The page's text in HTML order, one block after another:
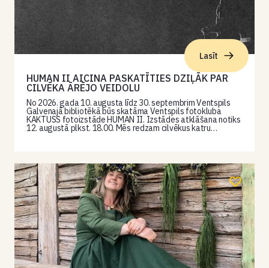
Lasīt
HUMAN II AICINA PASKATĪTIES DZIĻĀK PAR
CILVĒKA ĀRĒJO VEIDOLU
No 2026. gada 10. augusta līdz 30. septembrim Ventspils
Galvenajā bibliotēkā būs skatāma Ventspils fotokluba
KAKTUSS fotoizstāde HUMAN II. Izstādes atklāšana notiks
12. augustā plkst. 18.00. Mēs redzam cilvēkus katru…